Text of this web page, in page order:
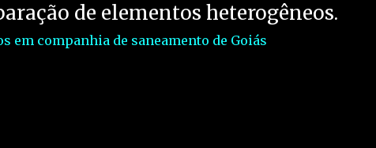
de elementos heterogêneos.
em companhia de saneamento de Goiás